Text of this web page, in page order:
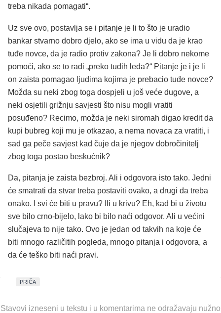
treba nikada pomagati“.
Uz sve ovo, postavlja se i pitanje je li to što je uradio
bankar stvarno dobro djelo, ako se ima u vidu da je krao
tuđe novce, da je radio protiv zakona? Je li dobro nekome
pomoći, ako se to radi „preko tuđih leđa?“ Pitanje je i je li
on zaista pomagao ljudima kojima je prebacio tuđe novce?
Možda su neki zbog toga dospjeli u još veće dugove, a
neki osjetili grižnju savjesti što nisu mogli vratiti
posuđeno? Recimo, možda je neki siromah digao kredit da
kupi bubreg koji mu je otkazao, a nema novaca za vratiti, i
sad ga peče savjest kad čuje da je njegov dobročinitelj
zbog toga postao beskućnik?
Da, pitanja je zaista bezbroj. Ali i odgovora isto tako. Jedni
će smatrati da stvar treba postaviti ovako, a drugi da treba
onako. I svi će biti u pravu? Ili u krivu? Eh, kad bi u životu
sve bilo crno-bijelo, lako bi bilo naći odgovor. Ali u većini
slučajeva to nije tako. Ovo je jedan od takvih na koje će
biti mnogo različitih pogleda, mnogo pitanja i odgovora, a
da će teško biti naći pravi.
PRIČA
Stavovi izneseni u tekstu i u komentarima ne odražavaju nužno